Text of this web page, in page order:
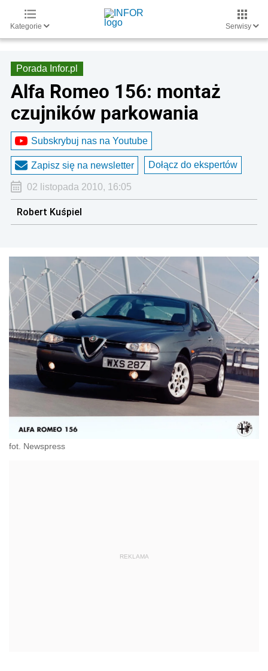
Kategorie Serwisy
Porada Infor.pl
Alfa Romeo 156: montaż
czujników parkowania
Subskrybuj nas na Youtube
Zapisz się na newsletter Dołącz do ekspertów
02 listopada 2010, 16:05
Robert Kuśpiel
fot. Newspress